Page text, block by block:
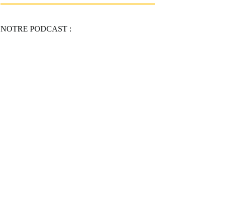
NOTRE PODCAST :